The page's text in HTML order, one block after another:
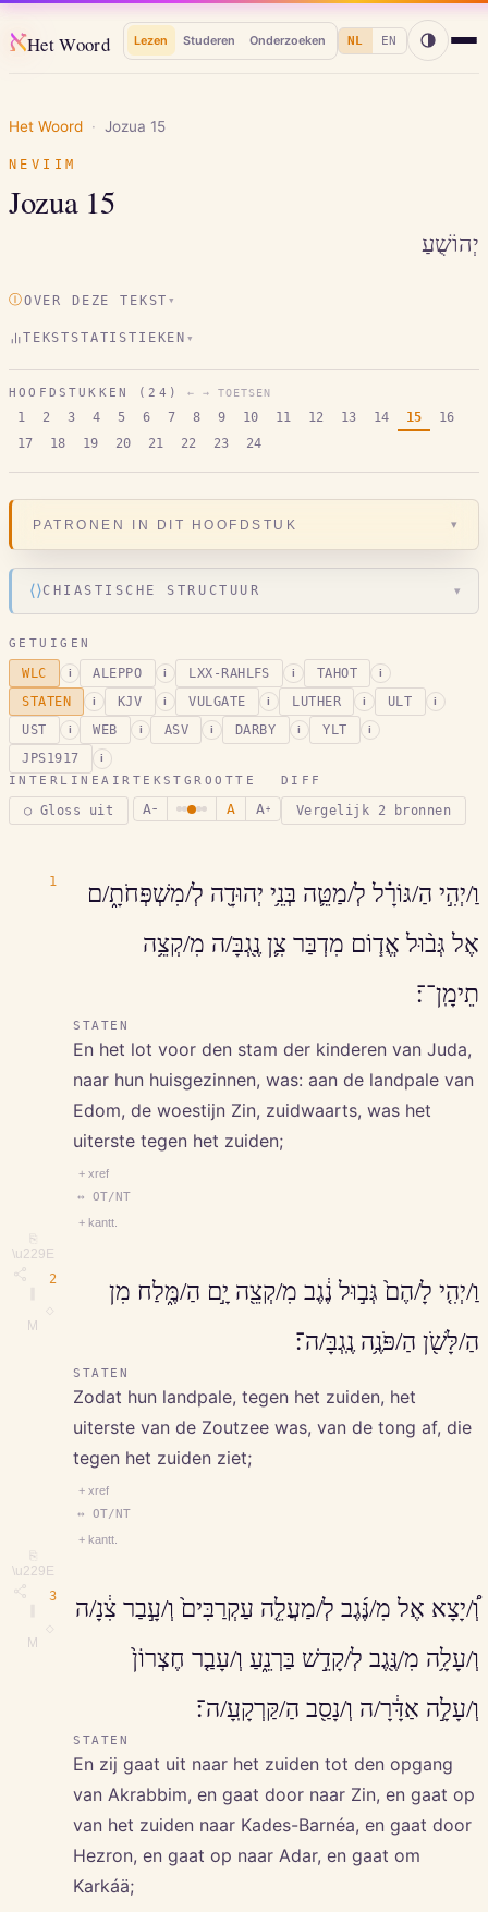
אHet Woord Lezen Studeren Onderzoeken NL EN
Het Woord · Jozua 15
NEVIIM
Jozua 15
יְהוֹשֻׁעַ
ⒾOVER DEZE TEKST ▾
TEKSTSTATISTIEKEN ▾
HOOFDSTUKKEN ( 24 ) ← → TOETSEN
1 2 3 4 5 6 7 8 9 10 11 12 13 14 15
16
17
18 19 20 21 22 23 24
PATRONEN IN DIT HOOFDSTUK ▾
⟨⟩CHIASTISCHE STRUCTUUR ▾
GETUIGEN
WLC i ALEPPO i LXX-RAHLFS i TAHOT i
STATEN i KJV i VULGATE i LUTHER i ULT i
UST i WEB i ASV i DARBY i YLT i
JPS1917 i
INTERLINEAIR
○ Gloss uit
TEKSTGROOTTE
A− A A+
DIFF
Vergelijk 2 bronnen
1
⎘
\u229E
M
וַ/יְהִ֣י הַ/גּוֹרָ֗ל לְ/מַטֵּ֛ה בְּנֵ֥י יְהוּדָ֖ה לְ/מִשְׁפְּחֹתָ֑/ם
אֶל גְּב֨וּל אֱד֧וֹם מִדְבַּר צִ֛ן נֶ֖גְבָּ/ה מִ/קְצֵ֥ה
תֵימָֽן־־׃
STATEN
En het lot voor den stam der kinderen van Juda,
naar hun huisgezinnen, was: aan de landpale van
Edom, de woestijn Zin, zuidwaarts, was het
uiterste tegen het zuiden;
+ xref
↔ OT/NT
+ kantt.
2
⎘
\u229E
M
וַ/יְהִ֤י לָ/הֶם֙ גְּב֣וּל נֶ֔גֶב מִ/קְצֵ֖ה יָ֣ם הַ/מֶּ֑לַח מִן
הַ/לָּשֹׁ֖ן הַ/פֹּנֶ֥ה נֶֽגְבָּ/ה־׃
STATEN
Zodat hun landpale, tegen het zuiden, het
uiterste van de Zoutzee was, van de tong af, die
tegen het zuiden ziet;
+ xref
↔ OT/NT
+ kantt.
3
וְ֠/יָצָא אֶל מִ/נֶּ֜גֶב לְ/מַעֲלֵ֤ה עַקְרַבִּים֙ וְ/עָ֣בַר צִ֔נָ/ה
וְ/עָלָ֥ה מִ/נֶּ֖גֶב לְ/קָדֵ֣שׁ בַּרְנֵ֑עַ וְ/עָבַ֤ר חֶצְרוֹן֙
וְ/עָלָ֣ה אַדָּ֔רָ/ה וְ/נָסַ֖ב הַ/קַּרְקָֽעָ/ה־׃
STATEN
En zij gaat uit naar het zuiden tot den opgang
van Akrabbim, en gaat door naar Zin, en gaat op
van het zuiden naar Kades-Barnéa, en gaat door
Hezron, en gaat op naar Adar, en gaat om
Karkáä;